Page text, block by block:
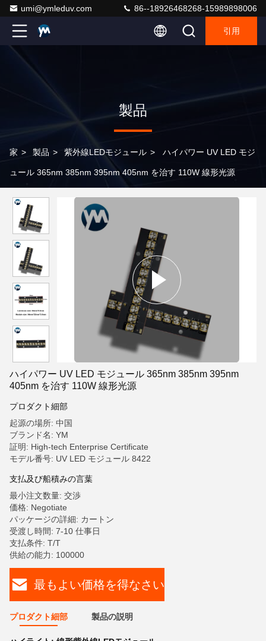
umi@ymleduv.com 86--18926468268-15989898006
引用
製品
家 > 製品 > 紫外線LEDモジュール > ハイパワー UV LED モジ
ュール 365nm 385nm 395nm 405nm を治す 110W 線形光源
ハイパワー UV LED モジュール 365nm 385nm 395nm
405nm を治す 110W 線形光源
プロダクト細部
起源の場所: 中国
ブランド名: YM
証明: High-tech Enterprise Certificate
モデル番号: UV LED モジュール 8422
支払及び船積みの言葉
最小注文数量: 交渉
価格: Negotiate
パッケージの詳細: カートン
受渡し時間: 7-10 仕事日
支払条件: T/T
供給の能力: 100000
最もよい価格を得なさい
プロダクト細部 製品の説明